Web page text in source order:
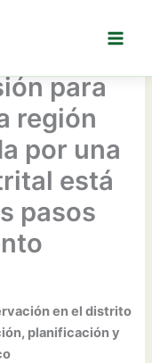
para
región
por una
está
pasos
en el distrito
planificación y